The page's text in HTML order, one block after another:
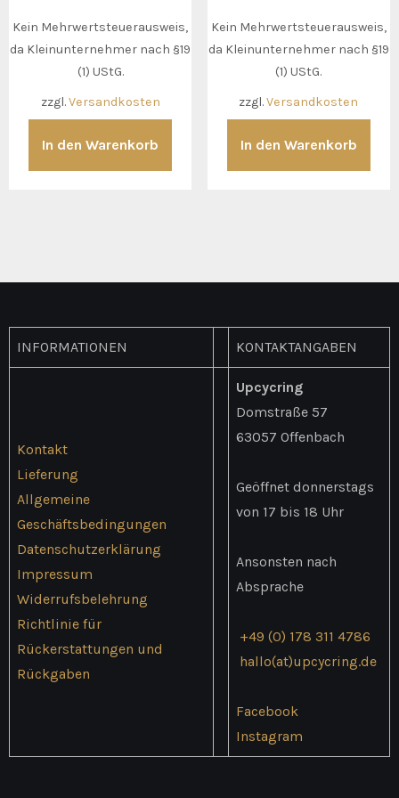
Kein Mehrwertsteuerausweis,
da Kleinunternehmer nach §19
(1) UStG.
zzgl.Versandkosten
In den Warenkorb
Kein Mehrwertsteuerausweis,
da Kleinunternehmer nach §19
(1) UStG.
zzgl.Versandkosten
In den Warenkorb
INFORMATIONEN KONTAKTANGABEN
Kontakt
Lieferung
Allgemeine
Geschäftsbedingungen
Datenschutzerklärung
Impressum
Widerrufsbelehrung
Richtlinie für
Rückerstattungen und
Rückgaben
Upcycring
Domstraße 57
63057 Offenbach
Geöffnet donnerstags
von 17 bis 18 Uhr
Ansonsten nach
Absprache
+49 (0) 178 311 4786
hallo(at)upcycring.de
Facebook
Instagram